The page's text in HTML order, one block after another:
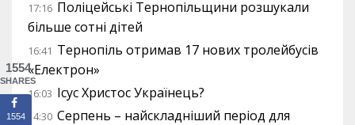
17:16 Поліцейські Тернопільщини розшукали
більше сотні дітей
16:41 Тернопіль отримав 17 нових тролейбусів
«Електрон»
16:03 Ісус Христос Українець?
14:30 Серпень – найскладніший період для
1554
SHARES
1554